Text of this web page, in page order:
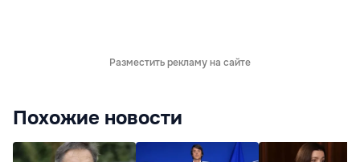
Разместить рекламу на сайте
Похожие новости